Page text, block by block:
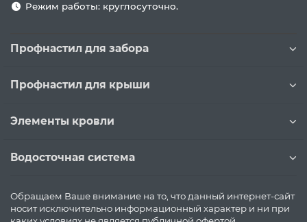
Режим работы: круглосуточно.
Профнастил для забора
Профнастил для крыши
Элементы кровли
Водосточная система
Обращаем Ваше внимание на то, что данный интернет-сайт
носит исключительно информационный характер и ни при